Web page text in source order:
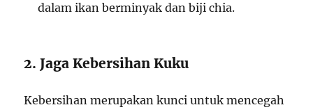
dalam ikan berminyak dan biji chia.
2. Jaga Kebersihan Kuku
Kebersihan merupakan kunci untuk mencegah